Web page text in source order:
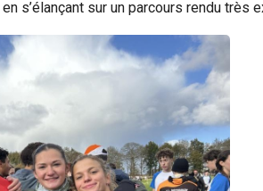
s’élançant sur un parcours rendu très